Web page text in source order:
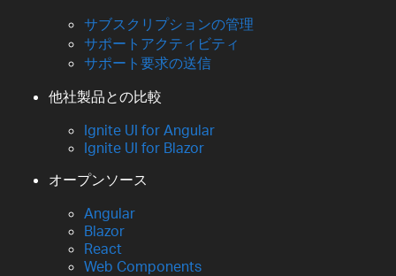
サブスクリプションの管理
サポートアクティビティ
サポート要求の送信
他社製品との比較
Ignite UI for Angular
Ignite UI for Blazor
オープンソース
Angular
Blazor
React
Web Components